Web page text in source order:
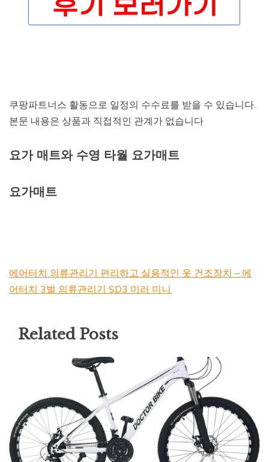
쿠팡파트너스 활동으로 일정의 수수료를 받을 수 있습니다.
본문 내용은 상품과 직접적인 관계가 없습니다
요가 매트와 수영 타월 요가매트
요가매트
에어터치 의류관리기 편리하고 실용적인 옷 건조장치 – 에
어터치 3벌 의류관리기 SD3 미러 미니
Related Posts